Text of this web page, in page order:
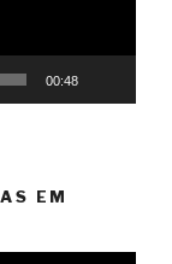
00:48
EM